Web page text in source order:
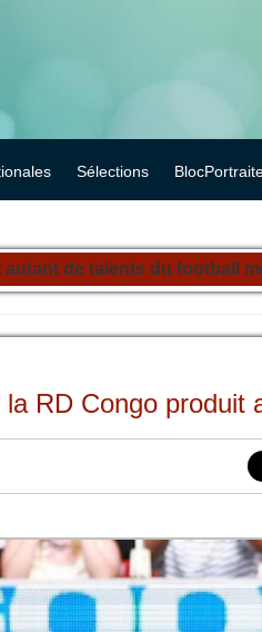
Sélections
de talents du football
la RD Congo produit